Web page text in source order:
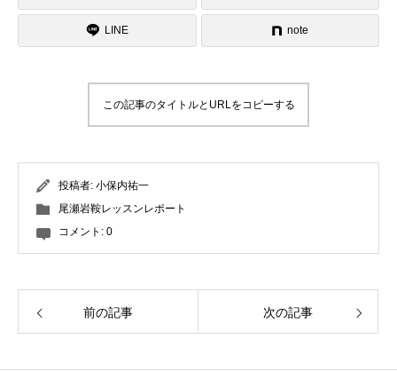
LINE note
この記事のタイトルとURLをコピーする
投稿者: 小保内祐一
尾瀬岩鞍レッスンレポート
コメント: 0
前の記事 次の記事